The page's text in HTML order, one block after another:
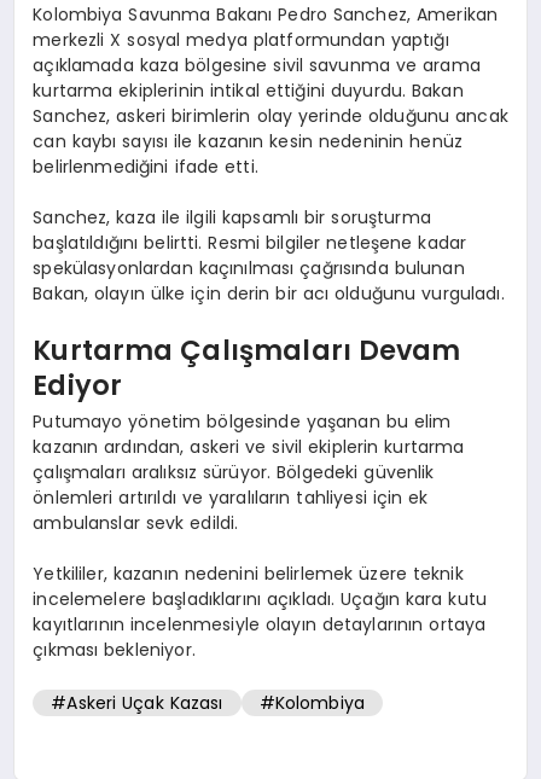
Kolombiya Savunma Bakanı Pedro Sanchez, Amerikan
merkezli X sosyal medya platformundan yaptığı
açıklamada kaza bölgesine sivil savunma ve arama
kurtarma ekiplerinin intikal ettiğini duyurdu. Bakan
Sanchez, askeri birimlerin olay yerinde olduğunu ancak
can kaybı sayısı ile kazanın kesin nedeninin henüz
belirlenmediğini ifade etti.
Sanchez, kaza ile ilgili kapsamlı bir soruşturma
başlatıldığını belirtti. Resmi bilgiler netleşene kadar
spekülasyonlardan kaçınılması çağrısında bulunan
Bakan, olayın ülke için derin bir acı olduğunu vurguladı.
Kurtarma Çalışmaları Devam
Ediyor
Putumayo yönetim bölgesinde yaşanan bu elim
kazanın ardından, askeri ve sivil ekiplerin kurtarma
çalışmaları aralıksız sürüyor. Bölgedeki güvenlik
önlemleri artırıldı ve yaralıların tahliyesi için ek
ambulanslar sevk edildi.
Yetkililer, kazanın nedenini belirlemek üzere teknik
incelemelere başladıklarını açıkladı. Uçağın kara kutu
kayıtlarının incelenmesiyle olayın detaylarının ortaya
çıkması bekleniyor.
#Askeri Uçak Kazası #Kolombiya